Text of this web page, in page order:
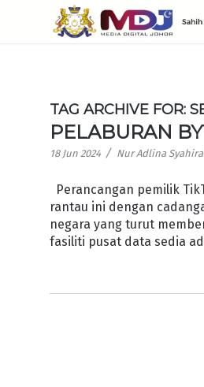
TAG ARCHIVE FOR:
PELABURAN
18 Jun 2024 / Nur Adlina
Perancangan pemilik
rantau ini dengan
negara yang turut
fasiliti pusat data sedia